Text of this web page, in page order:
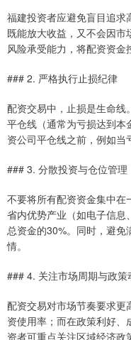
福建投资者应避免盲目追求
既能放大收益，又不会因
风险承受能力，将配资资金
### 2. 严格执行止损纪律
配资交易中，止损是生命线
平仓线（通常为亏损达到
资公司平仓线之前，例如当
### 3. 分散投资与仓位管理
不要将所有配资资金集中在
省内优势产业（如电子信息
总资金的30%。同时，避
情。
### 4. 关注市场周期与政策
配资交易对市场节奏要求
资使用率；而在政策利好
资者可重点关注区域经济